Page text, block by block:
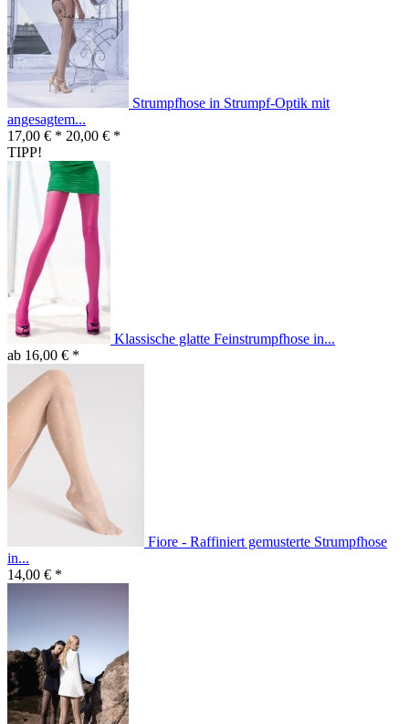
Strumpfhose in Strumpf-Optik mit
angesagtem...
17,00 € * 20,00 € *
TIPP!
Klassische glatte Feinstrumpfhose in...
ab 16,00 € *
Fiore - Raffiniert gemusterte Strumpfhose
in...
14,00 € *